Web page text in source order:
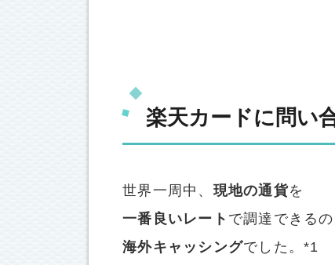
楽天カードに問い
世界一周中、 現地の通貨を
一番良いレート で調達できる
海外キャッシングでした。*1